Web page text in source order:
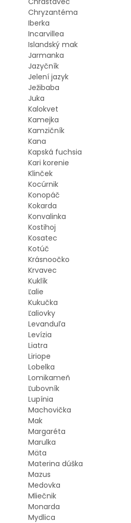
Chryzantéma
Iberka
Incarvillea
Islandský mak
Jarmanka
Jazyčník
Jelení jazyk
Ježibaba
Juka
Kalokvet
Kamejka
Kamzičník
Kana
Kapská fuchsia
Kari korenie
Klinček
Kocúrnik
Konopáč
Kokarda
Konvalinka
Kostihoj
Kosatec
Kotúč
Krásnoočko
Krvavec
Kuklík
Ľalie
Kukučka
Ľaliovky
Levanduľa
Levízia
Liatra
Liriope
Lobelka
Lomikameň
Ľubovník
Lupínia
Machovička
Mak
Margaréta
Marulka
Mäta
Materina dúška
Mazus
Medovka
Mliečnik
Monarda
Mydlica